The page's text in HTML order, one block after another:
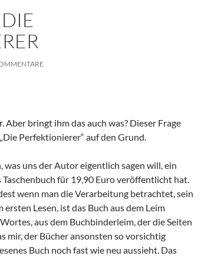
bringt ihm das auch was? Dieser Frage
Perfektionierer“ auf den Grund.
was uns der Autor eigentlich sagen will, ein
für 19,90 Euro veröffentlicht hat.
wenn man die Verarbeitung betrachtet, sein
Lesen, ist das Buch aus dem Leim
aus dem Buchbinderleim, der die Seiten
mir, der Bücher ansonsten so vorsichtig
Buch noch fast wie neu aussieht. Das